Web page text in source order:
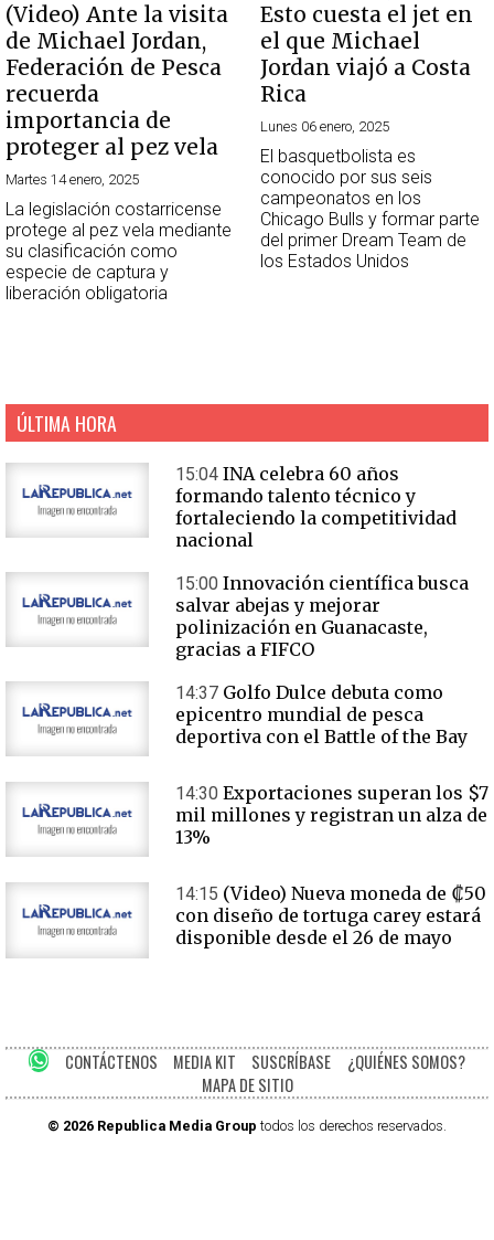
(Video) Ante la visita
de Michael Jordan,
Federación de Pesca
recuerda
importancia de
proteger al pez vela
Martes 14 enero, 2025
La legislación costarricense
protege al pez vela mediante
su clasificación como
especie de captura y
liberación obligatoria
Esto cuesta el jet en
el que Michael
Jordan viajó a Costa
Rica
Lunes 06 enero, 2025
El basquetbolista es
conocido por sus seis
campeonatos en los
Chicago Bulls y formar parte
del primer Dream Team de
los Estados Unidos
ÚLTIMA HORA
15:04 INA celebra 60 años
formando talento técnico y
fortaleciendo la competitividad
nacional
15:00 Innovación científica busca
salvar abejas y mejorar
polinización en Guanacaste,
gracias a FIFCO
14:37 Golfo Dulce debuta como
epicentro mundial de pesca
deportiva con el Battle of the Bay
14:30 Exportaciones superan los $7
mil millones y registran un alza de
13%
14:15 (Video) Nueva moneda de ₡50
con diseño de tortuga carey estará
disponible desde el 26 de mayo
CONTÁCTENOS MEDIA KIT SUSCRÍBASE
¿QUIÉNES SOMOS?
MAPA DE SITIO
© 2026 Republica Media Group todos los derechos reservados.